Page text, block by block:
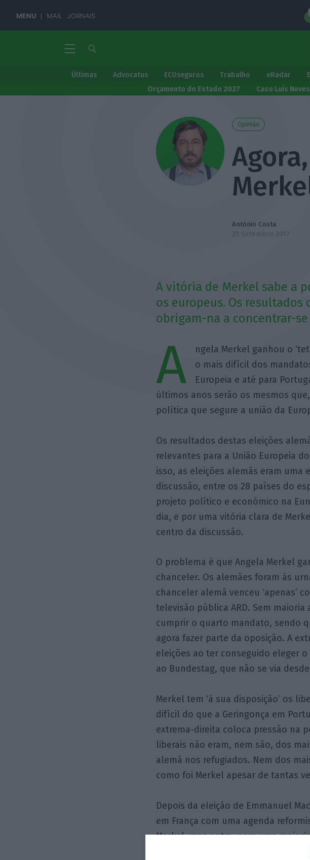
MENU MAIL JORNAIS
Últimas Advocatus ECOseguros Trabalho eRadar
Orçamento do Estado 2027
Caso Luís Neves
Opinião
António Costa
25 Setembro 2017
A vitória de Merkel sabe a
os europeus. Os
obrigam-na a concentrar-
A
ngela Merkel ganhou o
o mais difícil dos
Europeia e até para
últimos anos serão os mesmos
política que segure a união da
Os resultados destas eleições
relevantes para a União Europeia
isso, as eleições alemãs eram
discussão, entre os 28 países do
projeto político e económico na
dia, e por uma vitória clara de
centro da discussão.
O problema é que Angela Merkel
chanceler. Os alemães foram às
chanceler alemã venceu ‘apenas’
televisão pública ARD. Sem
cumprir o quarto mandato, sendo
agora fazer parte da oposição. A
eleições ao ter conseguido eleger
ao Bundestag, que não se via
Merkel tem ‘à sua disposição’ os
difícil do que a Geringonça em
extrema-direita coloca pressão na
liberais não eram, nem são, dos
alemã nos refugiados. Nem dos
como foi Merkel apesar de tantas
Depois da eleição de Emmanuel
em França com uma agenda
Merkel, mas outra, com uma
coligações, sobretudo de